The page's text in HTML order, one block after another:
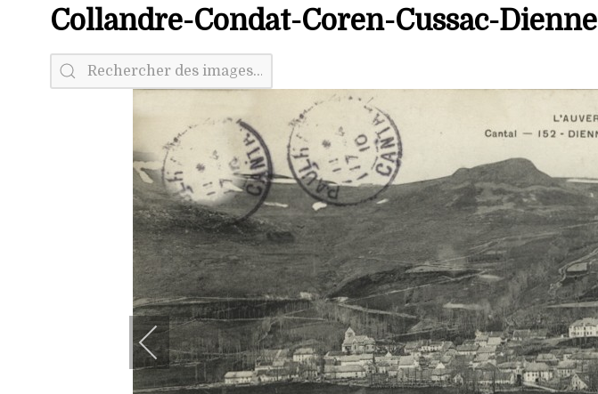
Collandre-Condat-Coren-Cussac-Dienne